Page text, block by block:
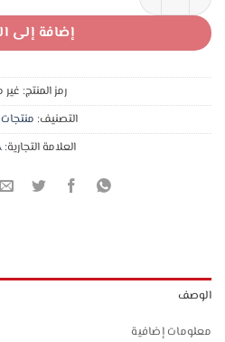
إضافة إلى
رمز المنتج:
التصنيف:
العلامة التجارية:
الوصف
معلومات إضافية